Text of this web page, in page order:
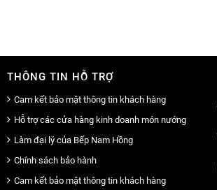
THÔNG TIN HỖ TRỢ
Cam kết bảo mật thông tin khách hàng
Hỗ trợ các cửa hàng kinh doanh món nướng
Làm đại lý của Bếp Nam Hồng
Chính sách bảo hành
Cam kết bảo mật thông tin khách hàng